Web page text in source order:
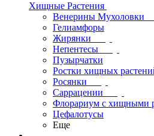
Хищные Растения
Венерины Мухоловки
Гелиамфоры
Жирянки
Непентесы
Пузырчатки
Ростки хищных
Росянки
Саррацении
Флорариум с хищными
Цефалотусы
Еще